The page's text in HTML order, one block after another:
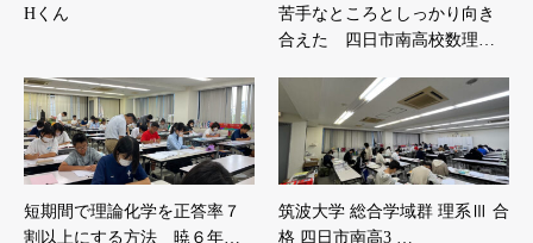
Hくん
苦手なところとしっかり向き
合えた 四日市南高校数理…
短期間で理論化学を正答率７
割以上にする方法 暁６年…
筑波大学 総合学域群 理系Ⅲ 合
格 四日市南高3 …